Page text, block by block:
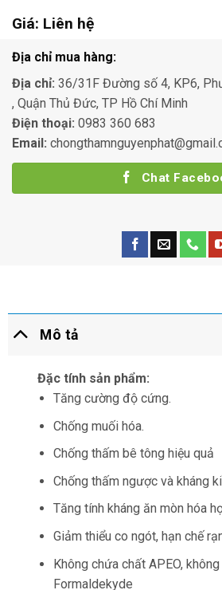
Giá: Liên hệ
Địa chỉ mua hàng:
Địa chỉ: 36/31F Đường số 4, KP6,
, Quận Thủ Đức, TP Hồ Chí Minh
Điện thoại: 0983 360 683
Email:
Chat
Mô tả
Đặc tính sản phẩm:
Tăng cường độ cứng.
Chống muối hóa.
Chống thấm bê tông hiệu quả
Chống thấm ngược và kháng
Tăng tính kháng ăn mòn hóa
Giảm thiểu co ngót, hạn chế
Không chứa chất APEO,
Formaldekyde